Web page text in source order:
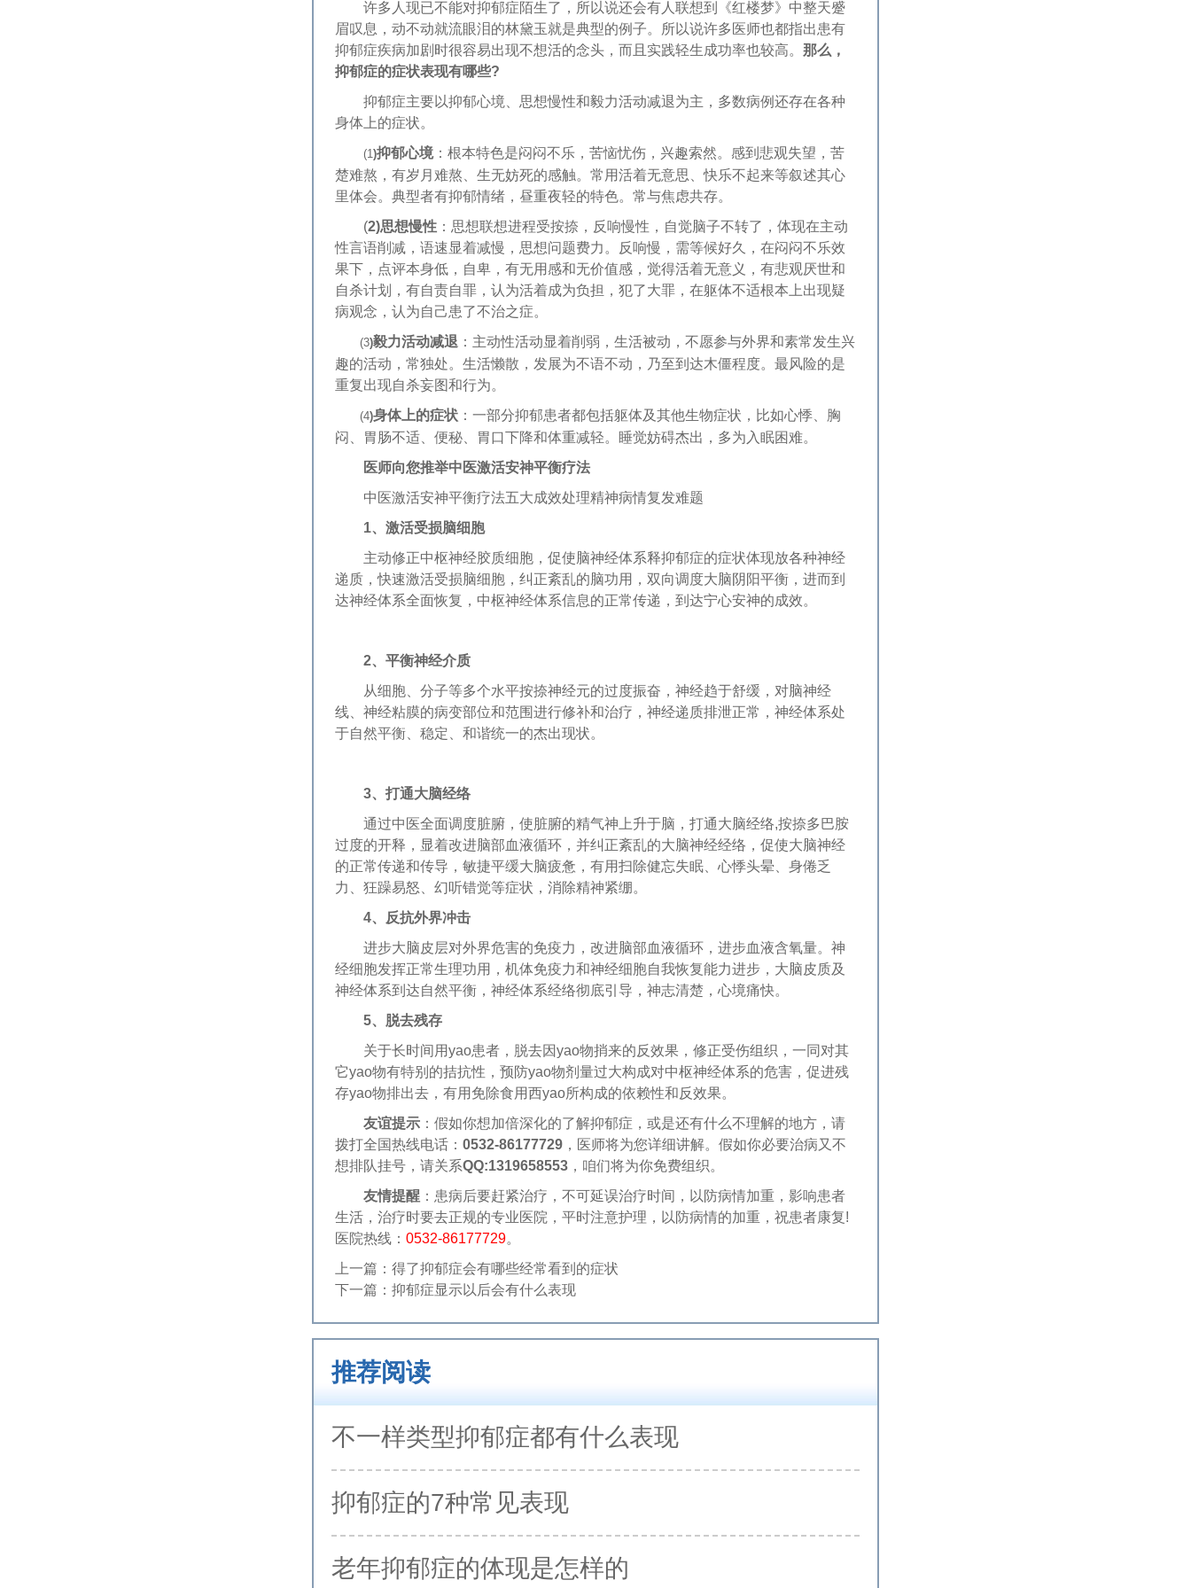
许多人现已不能对抑郁症陌生了，所以说还会有人联想到《红楼梦》中整天蹙
眉叹息，动不动就流眼泪的林黛玉就是典型的例子。所以说许多医师也都指出患有
抑郁症疾病加剧时很容易出现不想活的念头，而且实践轻生成功率也较高。 那么，
抑郁症的症状表现有哪些?
抑郁症主要以抑郁心境、思想慢性和毅力活动减退为主，多数病例还存在各种
身体上的症状。
(1)抑郁心境：根本特色是闷闷不乐，苦恼忧伤，兴趣索然。感到悲观失望，苦
楚难熬，有岁月难熬、生无妨死的感触。常用活着无意思、快乐不起来等叙述其心
里体会。典型者有抑郁情绪，昼重夜轻的特色。常与焦虑共存。
(2)思想慢性 ：思想联想进程受按捺，反响慢性，自觉脑子不转了，体现在主动
性言语削减，语速显着减慢，思想问题费力。反响慢，需等候好久，在闷闷不乐效
果下，点评本身低，自卑，有无用感和无价值感，觉得活着无意义，有悲观厌世和
自杀计划，有自责自罪，认为活着成为负担，犯了大罪，在躯体不适根本上出现疑
病观念，认为自己患了不治之症。
(3)毅力活动减退 ：主动性活动显着削弱，生活被动，不愿参与外界和素常发生兴
趣的活动，常独处。生活懒散，发展为不语不动，乃至到达木僵程度。最风险的是
重复出现自杀妄图和行为。
(4)身体上的症状 ：一部分抑郁患者都包括躯体及其他生物症状，比如心悸、胸
闷、胃肠不适、便秘、胃口下降和体重减轻。睡觉妨碍杰出，多为入眠困难。
医师向您推举中医激活安神平衡疗法
中医激活安神平衡疗法五大成效处理精神病情复发难题
1、激活受损脑细胞
主动修正中枢神经胶质细胞，促使脑神经体系释抑郁症的症状体现放各种神经
递质，快速激活受损脑细胞，纠正紊乱的脑功用，双向调度大脑阴阳平衡，进而到
达神经体系全面恢复，中枢神经体系信息的正常传递，到达宁心安神的成效。
2、平衡神经介质
从细胞、分子等多个水平按捺神经元的过度振奋，神经趋于舒缓，对脑神经
线、神经粘膜的病变部位和范围进行修补和治疗，神经递质排泄正常，神经体系处
于自然平衡、稳定、和谐统一的杰出现状。
3、打通大脑经络
通过中医全面调度脏腑，使脏腑的精气神上升于脑，打通大脑经络,按捺多巴胺
过度的开释，显着改进脑部血液循环，并纠正紊乱的大脑神经经络，促使大脑神经
的正常传递和传导，敏捷平缓大脑疲惫，有用扫除健忘失眠、心悸头晕、身倦乏
力、狂躁易怒、幻听错觉等症状，消除精神紧绷。
4、反抗外界冲击
进步大脑皮层对外界危害的免疫力，改进脑部血液循环，进步血液含氧量。神
经细胞发挥正常生理功用，机体免疫力和神经细胞自我恢复能力进步，大脑皮质及
神经体系到达自然平衡，神经体系经络彻底引导，神志清楚，心境痛快。
5、脱去残存
关于长时间用yao患者，脱去因yao物捎来的反效果，修正受伤组织，一同对其
它yao物有特别的拮抗性，预防yao物剂量过大构成对中枢神经体系的危害，促进残
存yao物排出去，有用免除食用西yao所构成的依赖性和反效果。
友谊提示 ：假如你想加倍深化的了解抑郁症，或是还有什么不理解的地方，请
拨打全国热线电话： 0532-86177729 ，医师将为您详细讲解。假如你必要治病又不
想排队挂号，请关系QQ:1319658553 ，咱们将为你免费组织。
友情提醒 ：患病后要赶紧治疗，不可延误治疗时间，以防病情加重，影响患者
生活，治疗时要去正规的专业医院，平时注意护理，以防病情的加重，祝患者康复!
医院热线： 0532-86177729。
上一篇： 得了抑郁症会有哪些经常看到的症状
下一篇： 抑郁症显示以后会有什么表现
推荐阅读
不一样类型抑郁症都有什么表现
抑郁症的7种常见表现
老年抑郁症的体现是怎样的